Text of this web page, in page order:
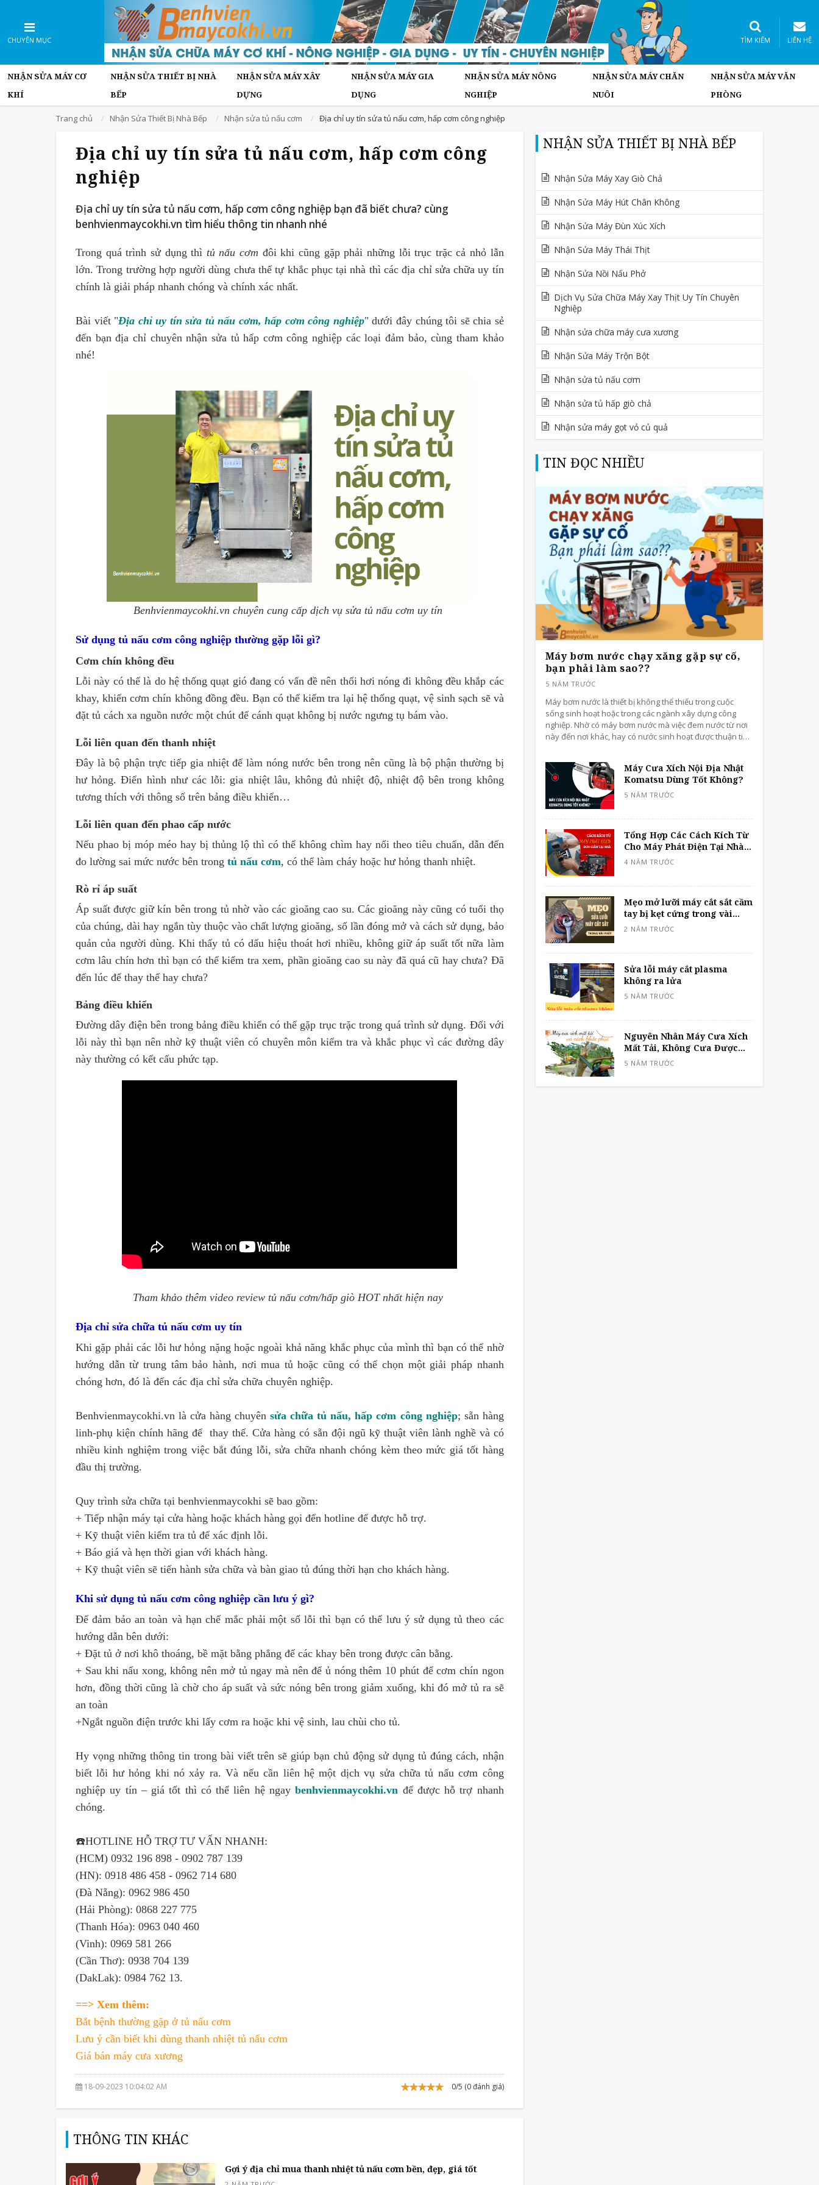
CHUYÊN MỤC TÌM KIẾM LIÊN HỆ
NHẬN SỬA MÁY CƠ
KHÍ
NHẬN SỬA THIẾT BỊ NHÀ
BẾP
NHẬN SỬA MÁY XÂY
DỰNG
NHẬN SỬA MÁY GIA
DỤNG
NHẬN SỬA MÁY NÔNG
NGHIỆP
NHẬN SỬA MÁY CHĂN
NUÔI
NHẬN SỬA MÁY VĂN
PHÒNG
Trang chủ Nhận Sửa Thiết Bị Nhà Bếp Nhận sửa tủ nấu cơm Địa chỉ uy tín sửa tủ nấu cơm, hấp cơm công nghiệp
Địa chỉ uy tín sửa tủ nấu cơm, hấp cơm công
nghiệp
Địa chỉ uy tín sửa tủ nấu cơm, hấp cơm công nghiệp bạn đã biết chưa? cùng
benhvienmaycokhi.vn tìm hiểu thông tin nhanh nhé
Trong quá trình sử dụng thì tủ nấu cơm đôi khi cũng gặp phải những lỗi trục trặc cả nhỏ lẫn
lớn. Trong trường hợp người dùng chưa thể tự khắc phục tại nhà thì các địa chỉ sửa chữa uy tín
chính là giải pháp nhanh chóng và chính xác nhất.
Bài viết "Địa chỉ uy tín sửa tủ nấu cơm, hấp cơm công nghiệp" dưới đây chúng tôi sẽ chia sẻ
đến bạn địa chỉ chuyên nhận sửa tủ hấp cơm công nghiệp các loại đảm bảo, cùng tham khảo
nhé!
Benhvienmaycokhi.vn chuyên cung cấp dịch vụ sửa tủ nấu cơm uy tín
Sử dụng tủ nấu cơm công nghiệp thường gặp lỗi gì?
Cơm chín không đều
Lỗi này có thể là do hệ thống quạt gió đang có vấn đề nên thổi hơi nóng đi không đều khắp các
khay, khiến cơm chín không đồng đều. Bạn có thể kiểm tra lại hệ thống quạt, vệ sinh sạch sẽ và
đặt tủ cách xa nguồn nước một chút để cánh quạt không bị nước ngưng tụ bám vào.
Lỗi liên quan đến thanh nhiệt
Đây là bộ phận trực tiếp gia nhiệt để làm nóng nước bên trong nên cũng là bộ phận thường bị
hư hỏng. Điển hình như các lỗi: gia nhiệt lâu, không đủ nhiệt độ, nhiệt độ bên trong không
tương thích với thông số trên bảng điều khiển…
Lỗi liên quan đến phao cấp nước
Nếu phao bị móp méo hay bị thủng lộ thì có thể không chìm hay nổi theo tiêu chuẩn, dẫn đến
đo lường sai mức nước bên trong tủ nấu cơm, có thể làm cháy hoặc hư hỏng thanh nhiệt.
Rò rỉ áp suất
Áp suất được giữ kín bên trong tủ nhờ vào các gioăng cao su. Các gioăng này cũng có tuổi thọ
của chúng, dài hay ngắn tùy thuộc vào chất lượng gioăng, số lần đóng mở và cách sử dụng, bảo
quản của người dùng. Khi thấy tủ có dấu hiệu thoát hơi nhiều, không giữ áp suất tốt nữa làm
cơm lâu chín hơn thì bạn có thể kiểm tra xem, phần gioăng cao su này đã quá cũ hay chưa? Đã
đến lúc để thay thế hay chưa?
Bảng điều khiển
Đường dây điện bên trong bảng điều khiển có thể gặp trục trặc trong quá trình sử dụng. Đối với
lỗi này thì bạn nên nhờ kỹ thuật viên có chuyên môn kiểm tra và khắc phục vì các đường dây
này thường có kết cấu phức tạp.
Tham khảo thêm video review tủ nấu cơm/hấp giò HOT nhất hiện nay
Địa chỉ sửa chữa tủ nấu cơm uy tín
Khi gặp phải các lỗi hư hỏng nặng hoặc ngoài khả năng khắc phục của mình thì bạn có thể nhờ
hướng dẫn từ trung tâm bảo hành, nơi mua tủ hoặc cũng có thể chọn một giải pháp nhanh
chóng hơn, đó là đến các địa chỉ sửa chữa chuyên nghiệp.
Benhvienmaycokhi.vn là cửa hàng chuyênsửa chữa tủ nấu, hấp cơm công nghiệp; sẵn hàng
linh-phụ kiện chính hãng để thay thế. Cửa hàng có sẵn đội ngũ kỹ thuật viên lành nghề và có
nhiều kinh nghiệm trong việc bắt đúng lỗi, sửa chữa nhanh chóng kèm theo mức giá tốt hàng
đầu thị trường.
Quy trình sửa chữa tại benhvienmaycokhi sẽ bao gồm:
+ Tiếp nhận máy tại cửa hàng hoặc khách hàng gọi đến hotline để được hỗ trợ.
+ Kỹ thuật viên kiểm tra tủ để xác định lỗi.
+ Báo giá và hẹn thời gian với khách hàng.
+ Kỹ thuật viên sẽ tiến hành sửa chữa và bàn giao tủ đúng thời hạn cho khách hàng.
Khi sử dụng tủ nấu cơm công nghiệp cần lưu ý gì?
Để đảm bảo an toàn và hạn chế mắc phải một số lỗi thì bạn có thể lưu ý sử dụng tủ theo các
hướng dẫn bên dưới:
+ Đặt tủ ở nơi khô thoáng, bề mặt bằng phẳng để các khay bên trong được cân bằng.
+ Sau khi nấu xong, không nên mở tủ ngay mà nên để ủ nóng thêm 10 phút để cơm chín ngon
hơn, đồng thời cũng là chờ cho áp suất và sức nóng bên trong giảm xuống, khi đó mở tủ ra sẽ
an toàn
+Ngắt nguồn điện trước khi lấy cơm ra hoặc khi vệ sinh, lau chùi cho tủ.
Hy vọng những thông tin trong bài viết trên sẽ giúp bạn chủ động sử dụng tủ đúng cách, nhận
biết lỗi hư hỏng khi nó xảy ra. Và nếu cần liên hệ một dịch vụ sửa chữa tủ nấu cơm công
nghiệp uy tín – giá tốt thì có thể liên hệ ngaybenhvienmaycokhi.vn để được hỗ trợ nhanh
chóng.
☎️HOTLINE HỖ TRỢ TƯ VẤN NHANH:
(HCM) 0932 196 898 - 0902 787 139
(HN): 0918 486 458 - 0962 714 680
(Đà Nẵng): 0962 986 450
(Hải Phòng): 0868 227 775
(Thanh Hóa): 0963 040 460
(Vinh): 0969 581 266
(Cần Thơ): 0938 704 139
(DakLak): 0984 762 13.
==> Xem thêm:
Bắt bệnh thường gặp ở tủ nấu cơm
Lưu ý cần biết khi dùng thanh nhiệt tủ nấu cơm
Giá bán máy cưa xương
18-09-2023 10:04:02 AM 0/5 (0 đánh giá)
THÔNG TIN KHÁC
Gợi ý địa chỉ mua thanh nhiệt tủ nấu cơm bền, đẹp, giá tốt
NHẬN SỬA THIẾT BỊ NHÀ BẾP
Nhận Sửa Máy Xay Giò Chả
Nhận Sửa Máy Hút Chân Không
Nhận Sửa Máy Đùn Xúc Xích
Nhận Sửa Máy Thái Thịt
Nhận Sửa Nồi Nấu Phở
Dịch Vụ Sửa Chữa Máy Xay Thịt Uy Tín Chuyên
Nghiệp
Nhận sửa chữa máy cưa xương
Nhận Sửa Máy Trộn Bột
Nhận sửa tủ nấu cơm
Nhận sửa tủ hấp giò chả
Nhận sửa máy gọt vỏ củ quả
TIN ĐỌC NHIỀU
Máy bơm nước chạy xăng gặp sự cố,
bạn phải làm sao??
Máy bơm nước là thiết bị không thể thiếu trong cuộc
sống sinh hoạt hoặc trong các ngành xây dựng công
nghiệp. Nhờ có máy bơm nước mà việc đem nước từ nơi
này đến nơi khác, hay có nước sinh hoạt được thuận tiện
nên việc gặp lỗi là điều không thể nào tránh khỏi.
Máy Cưa Xích Nội Địa Nhật
Komatsu Dùng Tốt Không?
Tổng Hợp Các Cách Kích Từ
Cho Máy Phát Điện Tại Nhà
Đơn Giản Và An Toàn Nhất
Mẹo mở lưỡi máy cắt sắt cầm
tay bị kẹt cứng trong vài
phút
Sửa lỗi máy cắt plasma
không ra lửa
Nguyên Nhân Máy Cưa Xích
Mất Tải, Không Cưa Được
Cây Và Cách Khắc Phục